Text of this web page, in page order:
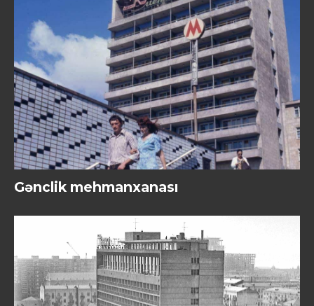
Gənclik mehmanxanası